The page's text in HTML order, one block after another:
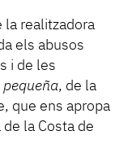
la realitzadora
els abusos
i de les
pequeña, de la
que ens apropa
la Costa de